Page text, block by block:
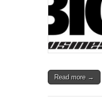
Read more →